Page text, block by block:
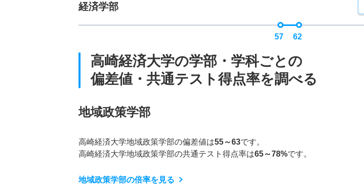
経済学部
57 62
高崎経済大学の学部・学科ごとの
偏差値・共通テスト得点率を調べる
地域政策学部
高崎経済大学地域政策学部の偏差値は55～63です。
高崎経済大学地域政策学部の共通テスト得点率は65～78%です。
地域政策学部の倍率を見る